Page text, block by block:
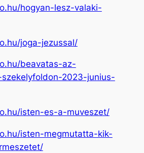
hogyan-lesz-valaki-
joga-jezussal/
beavatas-az-
2023-junius-
isten-es-a-muveszet/
isten-megmutatta-kik-